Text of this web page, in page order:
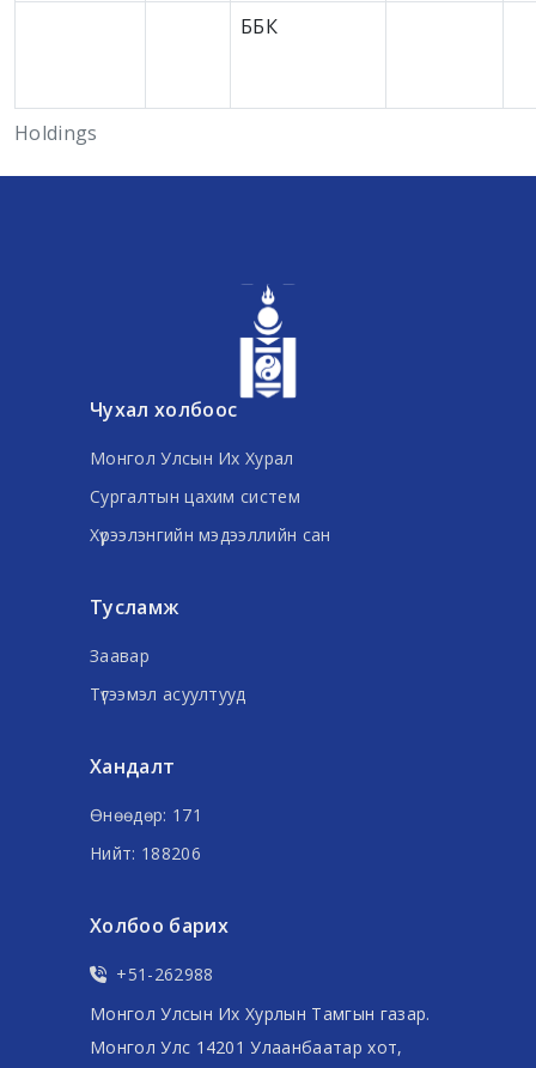
Holdings
ББК
Чухал холбоос
Монгол Улсын Их Хурал
Сургалтын цахим систем
Хүрээлэнгийн мэдээллийн сан
Тусламж
Заавар
Түгээмэл асуултууд
Хандалт
Өнөөдөр: 171
Нийт: 188206
Холбоо барих
+51-262988
Монгол Улсын Их Хурлын Тамгын газар.
Монгол Улс 14201 Улаанбаатар хот,